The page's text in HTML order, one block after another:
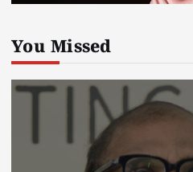
You Missed